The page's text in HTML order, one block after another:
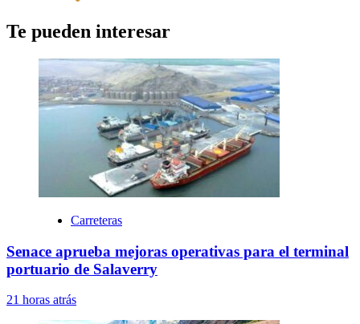
Te pueden interesar
Carreteras
Senace aprueba mejoras operativas para el terminal
portuario de Salaverry
21 horas atrás